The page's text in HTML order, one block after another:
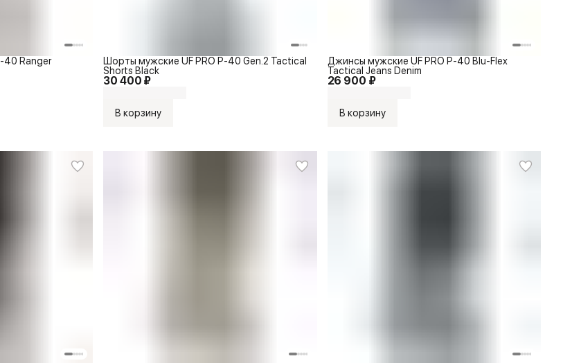
40 Ranger
30 400 ₽
Шорты мужские UF PRO P-40 Gen.2 Tactical
Shorts Black
В корзину
26 900 ₽
Джинсы мужские UF PRO P-40 Blu-Flex
Tactical Jeans Denim
В корзину